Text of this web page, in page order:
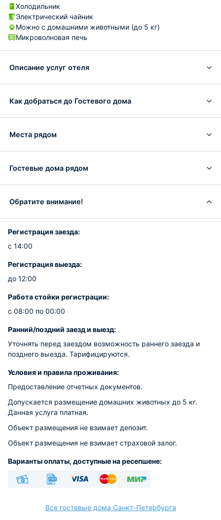
Холодильник
Электрический чайник
Можно с домашними животными (до 5 кг)
Микроволновая печь
Описание услуг отеля
Как добраться до Гостевого дома
Места рядом
Гостевые дома рядом
Обратите внимание!
Регистрация заезда:
с 14:00
Регистрация выезда:
до 12:00
Работа стойки регистрации:
с 08:00 по 00:00
Ранний/поздний заезд и выезд:
Уточнять перед заездом возможность раннего заезда и
позднего выезда. Тарифицируются.
Условия и правила проживания:
Предоставление отчетных документов.
Допускается размещение домашних животных до 5 кг.
Данная услуга платная.
Объект размещения не взимает депозит.
Объект размещения не взимает страховой залог.
Варианты оплаты, доступные на ресепшене:
Все гостевые дома Санкт-Петербурга